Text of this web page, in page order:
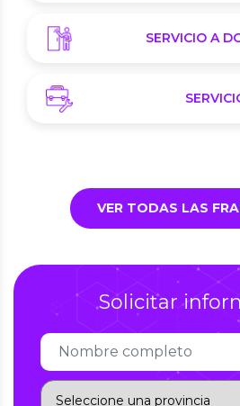
SERVICIO A
VER TODAS LAS
Solicitar